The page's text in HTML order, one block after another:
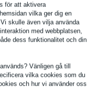
för att aktivera
vilka ger dig en
skulle även vilja använda
med webbplatsen,
dess funktionalitet och din
Vänligen gå till
vilka cookies som du
och hur vi använder oss
6 390,00 kr